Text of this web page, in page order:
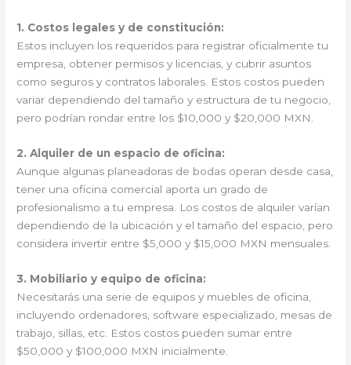
1. Costos legales y de constitución:
Estos incluyen los requeridos para registrar oficialmente tu
empresa, obtener permisos y licencias, y cubrir asuntos
como seguros y contratos laborales. Estos costos pueden
variar dependiendo del tamaño y estructura de tu negocio,
pero podrían rondar entre los $10,000 y $20,000 MXN.
2. Alquiler de un espacio de oficina:
Aunque algunas planeadoras de bodas operan desde casa,
tener una oficina comercial aporta un grado de
profesionalismo a tu empresa. Los costos de alquiler varían
dependiendo de la ubicación y el tamaño del espacio, pero
considera invertir entre $5,000 y $15,000 MXN mensuales.
3. Mobiliario y equipo de oficina:
Necesitarás una serie de equipos y muebles de oficina,
incluyendo ordenadores, software especializado, mesas de
trabajo, sillas, etc. Estos costos pueden sumar entre
$50,000 y $100,000 MXN inicialmente.